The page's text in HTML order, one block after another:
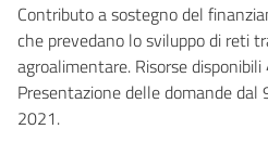
Contributo a sostegno del
che prevedano lo sviluppo di reti
agroalimentare. Risorse
Presentazione delle domande
2021.